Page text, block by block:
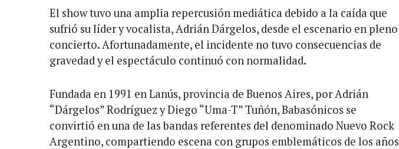
El show tuvo una amplia repercusión mediática debido a la caída que
sufrió su líder y vocalista, Adrián Dárgelos, desde el escenario en pleno
concierto. Afortunadamente, el incidente no tuvo consecuencias de
gravedad y el espectáculo continuó con normalidad.
Fundada en 1991 en Lanús, provincia de Buenos Aires, por Adrián
“Dárgelos” Rodríguez y Diego “Uma-T” Tuñón, Babasónicos se
convirtió en una de las bandas referentes del denominado Nuevo Rock
Argentino, compartiendo escena con grupos emblemáticos de los años